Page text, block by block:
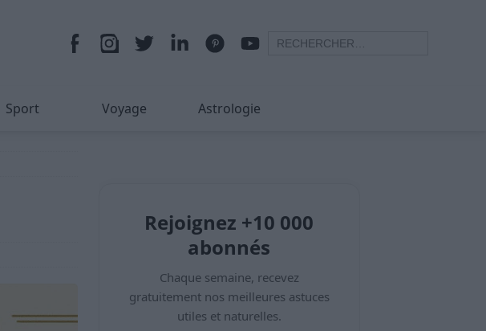
Sport Voyage Astrologie
Rejoignez +10 000
abonnés
Chaque semaine, recevez
gratuitement nos meilleures astuces
utiles et naturelles.